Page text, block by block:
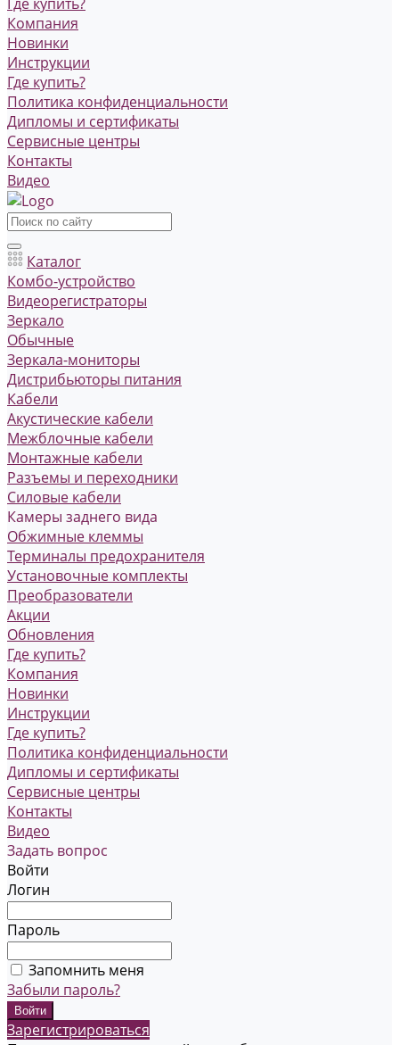
Компания
Новинки
Инструкции
Где купить?
Политика конфиденциальности
Дипломы и сертификаты
Сервисные центры
Контакты
Видео
Каталог
Комбо-устройство
Видеорегистраторы
Зеркало
Обычные
Зеркала-мониторы
Дистрибьюторы питания
Кабели
Акустические кабели
Межблочные кабели
Монтажные кабели
Разъемы и переходники
Силовые кабели
Камеры заднего вида
Обжимные клеммы
Терминалы предохранителя
Установочные комплекты
Преобразователи
Акции
Обновления
Где купить?
Компания
Новинки
Инструкции
Где купить?
Политика конфиденциальности
Дипломы и сертификаты
Сервисные центры
Контакты
Видео
Задать вопрос
Войти
Логин
Пароль
Запомнить меня
Забыли пароль?
Зарегистрироваться